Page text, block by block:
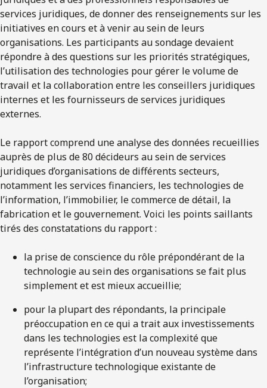
services juridiques, de donner des renseignements sur les
initiatives en cours et à venir au sein de leurs
organisations. Les participants au sondage devaient
répondre à des questions sur les priorités stratégiques,
l’utilisation des technologies pour gérer le volume de
travail et la collaboration entre les conseillers juridiques
internes et les fournisseurs de services juridiques
externes.
Le rapport comprend une analyse des données recueillies
auprès de plus de 80 décideurs au sein de services
juridiques d’organisations de différents secteurs,
notamment les services financiers, les technologies de
l’information, l’immobilier, le commerce de détail, la
fabrication et le gouvernement. Voici les points saillants
tirés des constatations du rapport :
la prise de conscience du rôle prépondérant de la
technologie au sein des organisations se fait plus
simplement et est mieux accueillie;
pour la plupart des répondants, la principale
préoccupation en ce qui a trait aux investissements
dans les technologies est la complexité que
représente l’intégration d’un nouveau système dans
l’infrastructure technologique existante de
l’organisation;